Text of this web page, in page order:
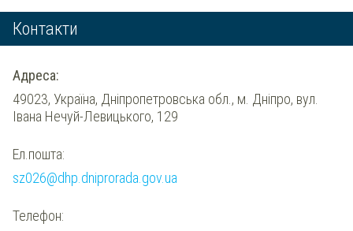
Контакти
Адреса:
49023, Україна, Дніпропетровська обл., м. Дніпро, вул.
Івана Нечуй-Левицького, 129
Ел.пошта:
sz026@dhp.dniprorada.gov.ua
Телефон: